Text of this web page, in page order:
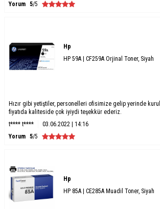
Yorum 5/5
Hp
HP 59A | CF259A Orjinal Toner, Siyah
Hızır gibi yetiştiler, personelleri ofisimize gelip yerinde
fiyatıda kaliteside çok iyiydi teşekkür ederiz.
t**** t****
03.06.2022 | 14:16
Yorum 5/5
Hp
HP 85A | CE285A Muadil Toner, Siyah